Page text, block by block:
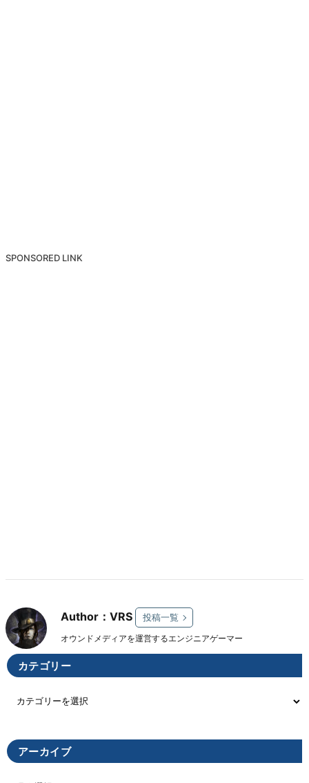
SPONSORED LINK
Author：VRS 投稿一覧
オウンドメディアを運営するエンジニアゲーマー
カテゴリー
アーカイブ